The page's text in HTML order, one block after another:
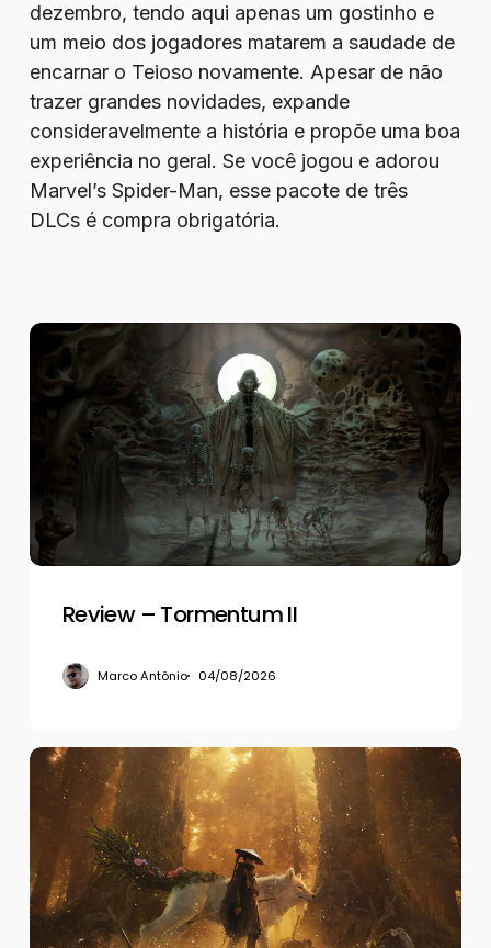
dezembro, tendo aqui apenas um gostinho e
um meio dos jogadores matarem a saudade de
encarnar o Teioso novamente. Apesar de não
trazer grandes novidades, expande
consideravelmente a história e propõe uma boa
experiência no geral. Se você jogou e adorou
Marvel’s Spider-Man, esse pacote de três
DLCs é compra obrigatória.
Review
Tormentum
Review – Tormentum II
Marco Antônio 04/08/2026
Review
–
Beast
Reincarnation